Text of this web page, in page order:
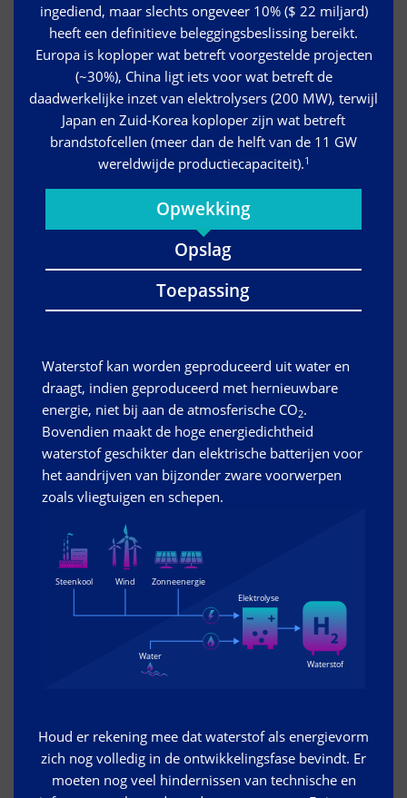
ingediend, maar slechts ongeveer 10% ($ 22 miljard)
heeft een definitieve beleggingsbeslissing bereikt.
Europa is koploper wat betreft voorgestelde projecten
(~30%), China ligt iets voor wat betreft de
daadwerkelijke inzet van elektrolysers (200 MW), terwijl
Japan en Zuid-Korea koploper zijn wat betreft
brandstofcellen (meer dan de helft van de 11 GW
wereldwijde productiecapaciteit).1
Opwekking
Opslag
Toepassing
Waterstof kan worden geproduceerd uit water en
draagt, indien geproduceerd met hernieuwbare
energie, niet bij aan de atmosferische CO2.
Bovendien maakt de hoge energiedichtheid
waterstof geschikter dan elektrische batterijen voor
het aandrijven van bijzonder zware voorwerpen
zoals vliegtuigen en schepen.
Houd er rekening mee dat waterstof als energievorm
zich nog volledig in de ontwikkelingsfase bevindt. Er
moeten nog veel hindernissen van technische en